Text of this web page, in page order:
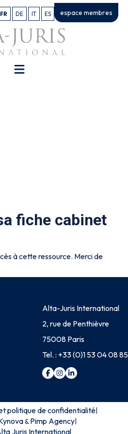
FR DE IT ES espace membres
fiche cabinet
à cette ressource. Merci de
Alta-Juris International
2, rue de Penthièvre
75008 Paris
Tel. : +33 (0)1 53 04 08 85
politique de confidentialité|
&Pimp Agency|
Juris International